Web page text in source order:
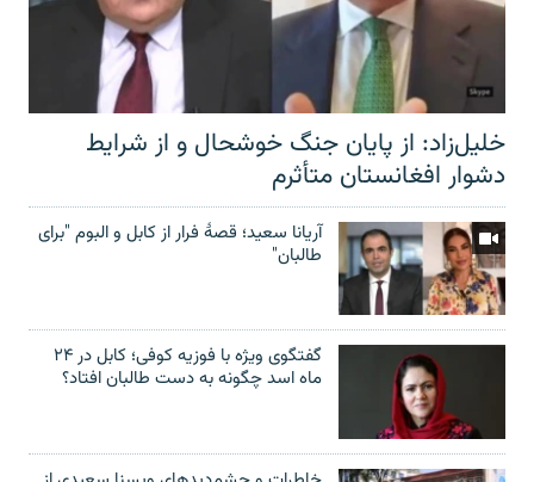
خلیل‌زاد: از پایان جنگ خوشحال و از شرایط
دشوار افغانستان متأثرم
آریانا سعید؛ قصۀ فرار از کابل و البوم "برای
طالبان"
گفتگوی ویژه با فوزیه کوفی؛ کابل در ۲۴
ماه اسد چگونه به دست طالبان افتاد؟